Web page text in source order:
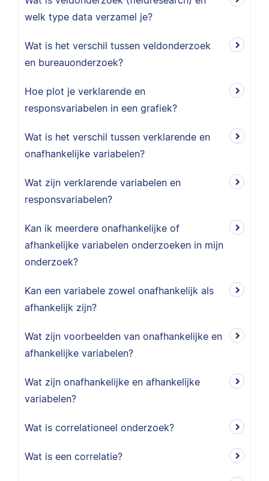
welk type data verzamel je?
Wat is het verschil tussen veldonderzoek
en bureauonderzoek?
Hoe plot je verklarende en
responsvariabelen in een grafiek?
Wat is het verschil tussen verklarende en
onafhankelijke variabelen?
Wat zijn verklarende variabelen en
responsvariabelen?
Kan ik meerdere onafhankelijke of
afhankelijke variabelen onderzoeken in mijn
onderzoek?
Kan een variabele zowel onafhankelijk als
afhankelijk zijn?
Wat zijn voorbeelden van onafhankelijke en
afhankelijke variabelen?
Wat zijn onafhankelijke en afhankelijke
variabelen?
Wat is correlationeel onderzoek?
Wat is een correlatie?